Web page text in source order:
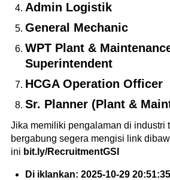
Admin Logistik
General Mechanic
WPT Plant &
Superintendent
HCGA Operation Officer
Sr. Planner (Plant &
Jika memiliki pengalaman di industri
bergabung segera mengisi link
ini bit.ly/RecruitmentGSI
Di iklankan: 2025-10-29